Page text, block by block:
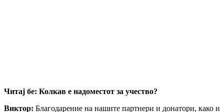
Читај бе: Колкав е надоместот за учество?
Виктор: Благодарение на нашите партнери и донатори, како и